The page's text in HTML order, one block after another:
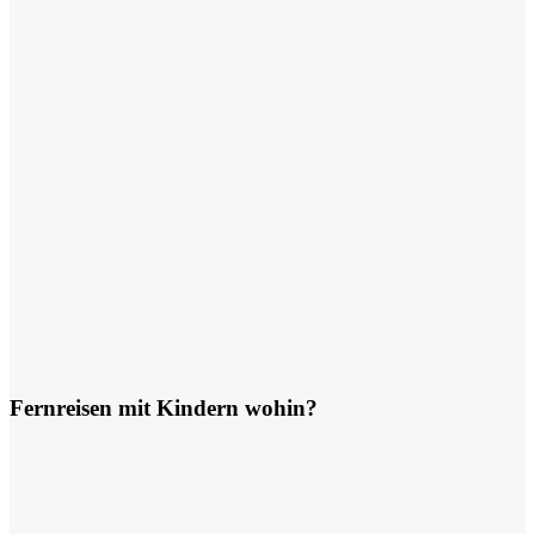
Fernreisen mit Kindern wohin?